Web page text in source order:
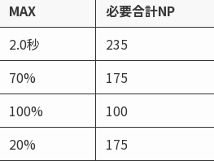
MAX
必要合計NP
2.0秒
235
70%
175
100%
100
20%
175